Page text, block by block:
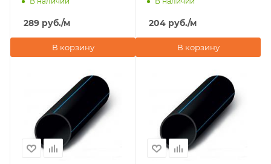
289 руб./м
В корзину
204 руб./м
В корзину